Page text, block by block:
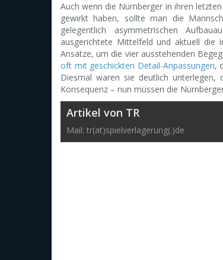
Auch wenn die Nürnberger in ihren
gewirkt haben, sollte man die
gelegentlich asymmetrischen
ausgerichtete Mittelfeld und aktuell die
Ansätze, um die vier ausstehenden
oft mit geschickten Detail-Anpassungen,
Diesmal waren sie deutlich
Konsequenz – nun müssen die
Artikel von TR
Mail: tr(at)spielverlagerung(.)de